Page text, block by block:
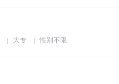
大专 性别不限